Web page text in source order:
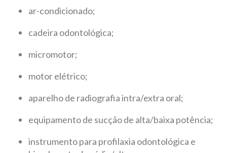
ar-condicionado;
cadeira odontológica;
micromotor;
motor elétrico;
aparelho de radiografia intra/extra oral;
equipamento de sucção de alta/baixa potência;
instrumento para profilaxia odontológica e